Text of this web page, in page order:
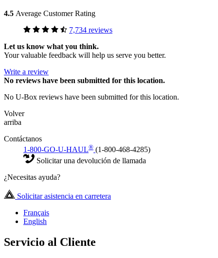
4.5 Average Customer Rating
7,734 reviews
Let us know what you think.
Your valuable feedback will help us serve you better.
Write a review
No reviews have been submitted for this location.
No U-Box reviews have been submitted for this location.
Volver
arriba
Contáctanos
1-800-GO-U-HAUL® (1-800-468-4285)
Solicitar una devolución de llamada
¿Necesitas ayuda?
Solicitar asistencia en carretera
Français
English
Servicio al Cliente